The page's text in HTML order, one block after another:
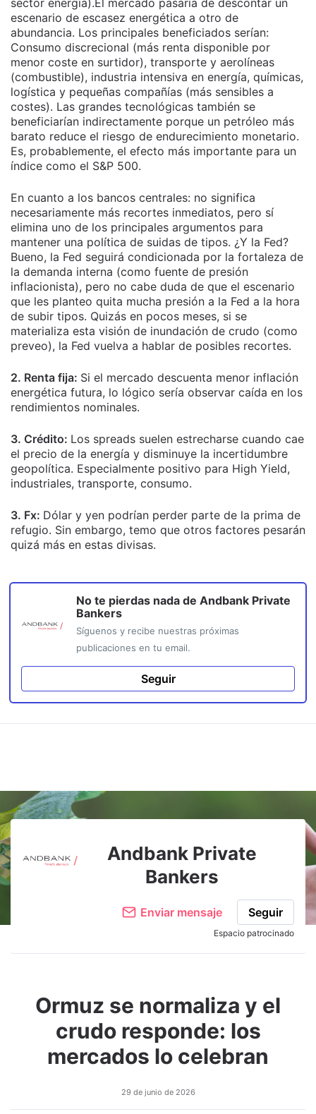
escenario de escasez energética a otro de
abundancia. Los principales beneficiados serían:
Consumo discrecional (más renta disponible por
menor coste en surtidor), transporte y aerolíneas
(combustible), industria intensiva en energía, químicas,
logística y pequeñas compañías (más sensibles a
costes). Las grandes tecnológicas también se
beneficiarían indirectamente porque un petróleo más
barato reduce el riesgo de endurecimiento monetario.
Es, probablemente, el efecto más importante para un
índice como el S&P 500.
En cuanto a los bancos centrales: no significa
necesariamente más recortes inmediatos, pero sí
elimina uno de los principales argumentos para
mantener una política de suidas de tipos. ¿Y la Fed?
Bueno, la Fed seguirá condicionada por la fortaleza de
la demanda interna (como fuente de presión
inflacionista), pero no cabe duda de que el escenario
que les planteo quita mucha presión a la Fed a la hora
de subir tipos. Quizás en pocos meses, si se
materializa esta visión de inundación de crudo (como
preveo), la Fed vuelva a hablar de posibles recortes.
2. Renta fija: Si el mercado descuenta menor inflación
energética futura, lo lógico sería observar caída en los
rendimientos nominales.
3. Crédito: Los spreads suelen estrecharse cuando cae
el precio de la energía y disminuye la incertidumbre
geopolítica. Especialmente positivo para High Yield,
industriales, transporte, consumo.
3. Fx: Dólar y yen podrían perder parte de la prima de
refugio. Sin embargo, temo que otros factores pesarán
quizá más en estas divisas.
No te pierdas nada de Andbank Private
Bankers
Síguenos y recibe nuestras próximas
publicaciones en tu email.
Seguir
Andbank Private
Bankers
Enviar mensaje Seguir
Espacio patrocinado
Ormuz se normaliza y el
crudo responde: los
mercados lo celebran
29 de junio de 2026